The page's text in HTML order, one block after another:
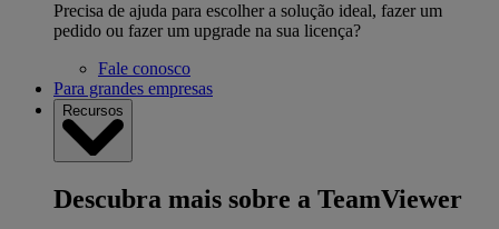
Precisa de ajuda para escolher a solução ideal, fazer um
pedido ou fazer um upgrade na sua licença?
Fale conosco
Para grandes empresas
Recursos
Descubra mais sobre a TeamViewer